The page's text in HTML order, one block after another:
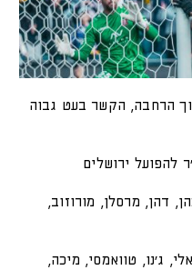
בתוך הרחבה, הקשר בעט גבוה
דהן, מרסלן, מורוזוב,
ג׳נו, טוואמסי, מיכה,